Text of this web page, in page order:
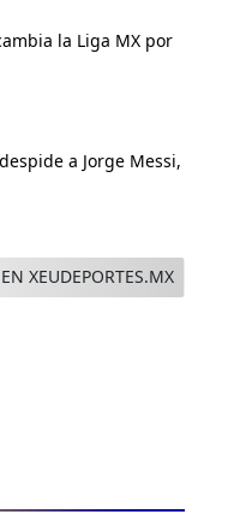
la Liga MX por
a Jorge Messi,
XEUDEPORTES.MX